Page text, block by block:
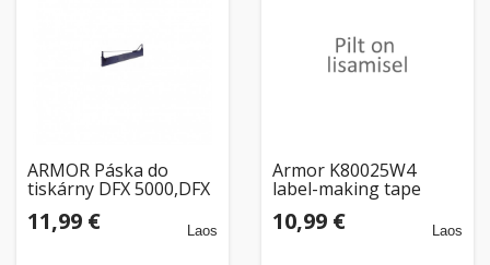
ARMOR Páska do
tiskárny DFX 5000,DFX
8000 F56103
11,99 € Laos
Armor K80025W4
label-making tape
White on transparent
10,99 € Laos